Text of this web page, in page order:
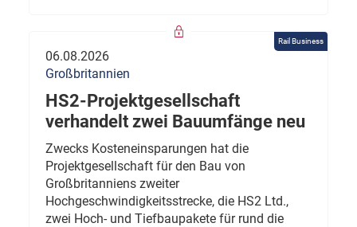
Rail Business
06.08.2026
Großbritannien
HS2-Projektgesellschaft
verhandelt zwei Bauumfänge neu
Zwecks Kosteneinsparungen hat die
Projektgesellschaft für den Bau von
Großbritanniens zweiter
Hochgeschwindigkeitsstrecke, die HS2 Ltd.,
zwei Hoch- und Tiefbaupakete für rund die